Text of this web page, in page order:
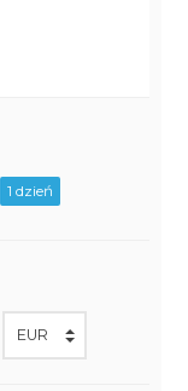
1 dzień